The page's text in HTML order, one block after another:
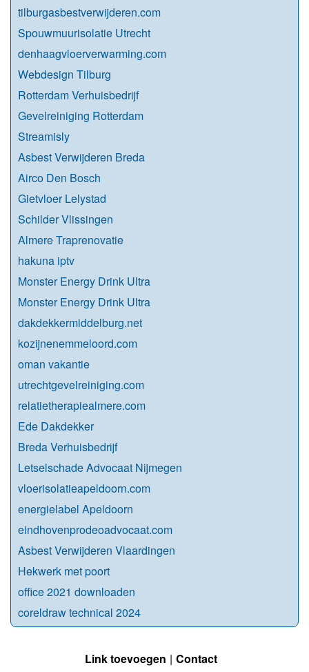
tilburgasbestverwijderen.com
Spouwmuurisolatie Utrecht
denhaagvloerverwarming.com
Webdesign Tilburg
Rotterdam Verhuisbedrijf
Gevelreiniging Rotterdam
Streamisly
Asbest Verwijderen Breda
Airco Den Bosch
Gietvloer Lelystad
Schilder Vlissingen
Almere Traprenovatie
hakuna iptv
Monster Energy Drink Ultra
Monster Energy Drink Ultra
dakdekkermiddelburg.net
kozijnenemmeloord.com
oman vakantie
utrechtgevelreiniging.com
relatietherapiealmere.com
Ede Dakdekker
Breda Verhuisbedrijf
Letselschade Advocaat Nijmegen
vloerisolatieapeldoorn.com
energielabel Apeldoorn
eindhovenprodeoadvocaat.com
Asbest Verwijderen Vlaardingen
Hekwerk met poort
office 2021 downloaden
coreldraw technical 2024
Link toevoegen Contact